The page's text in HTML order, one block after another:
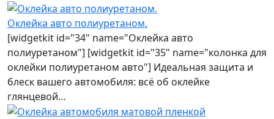
Оклейка авто полиуретаном.
[widgetkit id="34" name="Оклейка авто
полиуретаном"] [widgetkit id="35" name="колонка для
оклейки полиуретаном авто"] Идеальная защита и
блеск вашего автомобиля: всё об оклейке
глянцевой…